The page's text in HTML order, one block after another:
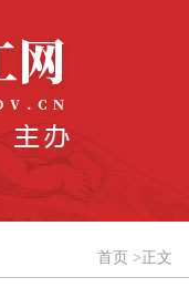
首页 > 正文